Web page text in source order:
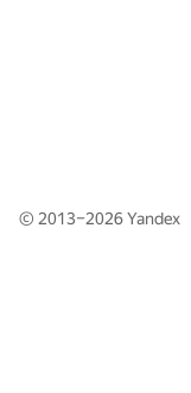
© 2013–2026Yandex